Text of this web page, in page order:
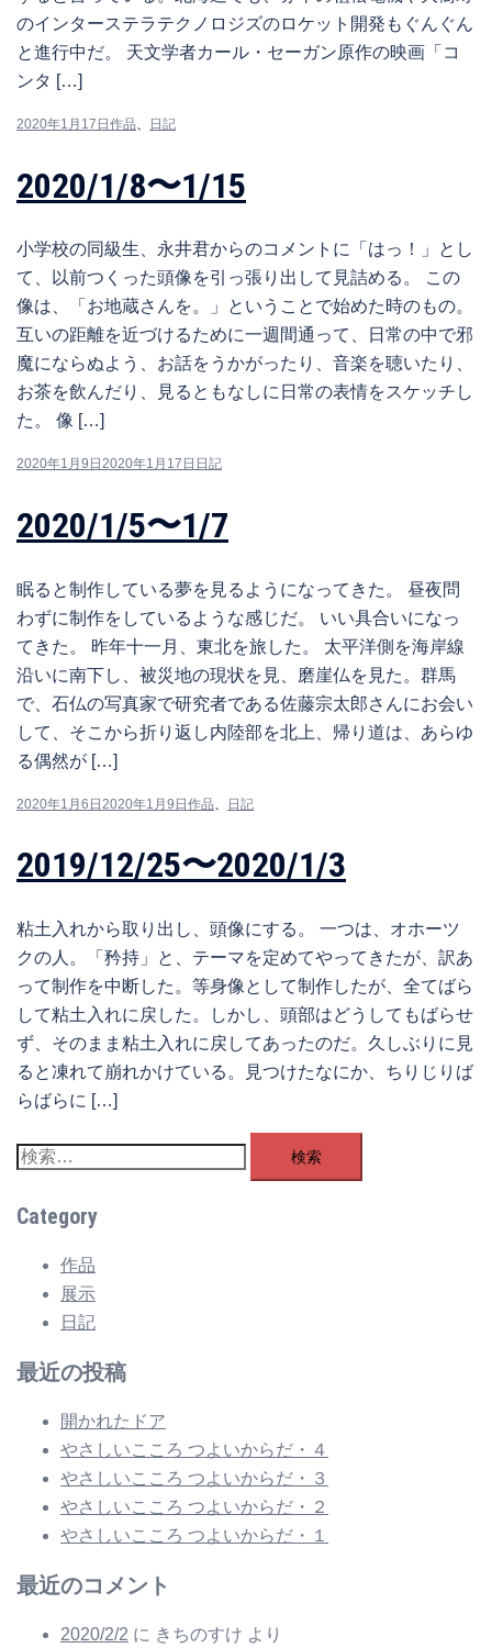
のインターステラテクノロジズのロケット開発もぐんぐん
と進行中だ。 天文学者カール・セーガン原作の映画「コ
ンタ […]
2020年1月17日 作品、 日記
2020/1/8〜1/15
小学校の同級生、永井君からのコメントに「はっ！」とし
て、以前つくった頭像を引っ張り出して見詰める。 この
像は、「お地蔵さんを。」ということで始めた時のもの。
互いの距離を近づけるために一週間通って、日常の中で邪
魔にならぬよう、お話をうかがったり、音楽を聴いたり、
お茶を飲んだり、見るともなしに日常の表情をスケッチし
た。 像 […]
2020年1月9日 2020年1月17日 日記
2020/1/5〜1/7
眠ると制作している夢を見るようになってきた。 昼夜問
わずに制作をしているような感じだ。 いい具合いになっ
てきた。 昨年十一月、東北を旅した。 太平洋側を海岸線
沿いに南下し、被災地の現状を見、磨崖仏を見た。群馬
で、石仏の写真家で研究者である佐藤宗太郎さんにお会い
して、そこから折り返し内陸部を北上、帰り道は、あらゆ
る偶然が […]
2020年1月6日 2020年1月9日作品 日記
2019/12/25〜2020/1/3
粘土入れから取り出し、頭像にする。 一つは、オホーツ
クの人。「矜持」と、テーマを定めてやってきたが、訳あ
って制作を中断した。等身像として制作したが、全てばら
して粘土入れに戻した。しかし、頭部はどうしてもばらせ
ず、そのまま粘土入れに戻してあったのだ。久しぶりに見
ると凍れて崩れかけている。見つけたなにか、ちりじりば
らばらに […]
検
Category
作品
展示
日記
最近の投稿
開かれたドア
やさしいこころ つよいからだ・４
やさしいこころ つよいからだ・３
やさしいこころ つよいからだ・２
やさしいこころ つよいからだ・１
最近のコメント
2020/2/2 に きちのすけ より